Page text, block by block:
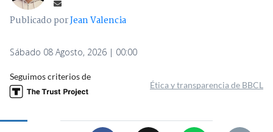
Publicado porJean Valencia
Sábado 08 Agosto, 2026 | 00:00
Seguimos criterios de
Ética y transparencia de BBCL